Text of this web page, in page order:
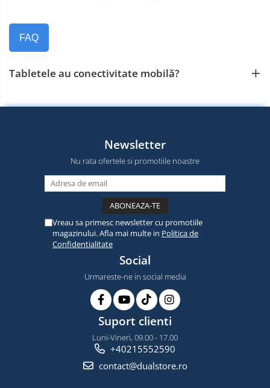
FAQ
Tabletele au conectivitate mobilă?
Newsletter
Nu rata ofertele si promotiile noastre
Vreau sa primesc newsletter cu promotiile
magazinului. Afla mai multe in Politica de
Confidentialitate
Social
Urmareste-ne in social media
Suport clienti
Luni-Vineri, 09.00 - 17.00
+40215552590
contact@dualstore.ro